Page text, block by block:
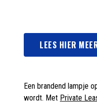
LEES HIER
Een brandend lampje
wordt. Met Private